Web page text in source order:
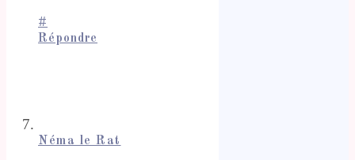
#
Répondre
Néma le Rat